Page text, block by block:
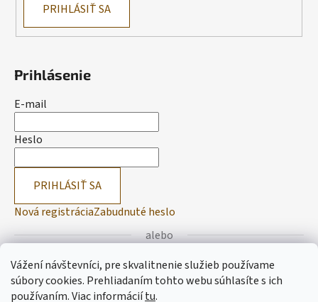
Vážení návštevníci, pre skvalitnenie služieb používame
súbory cookies. Prehliadaním tohto webu súhlasíte s ich
používaním.Viac informáciítu.
PRIHLÁSIŤ SA
Prihlásenie
E-mail
Heslo
PRIHLÁSIŤ SA
Nová registráciaZabudnuté heslo
alebo
Prihlásiť sa cez Facebook